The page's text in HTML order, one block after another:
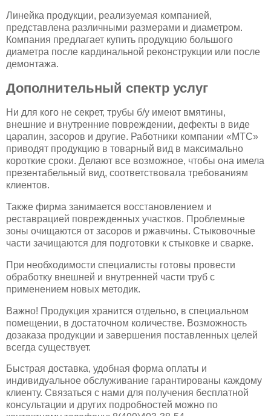
Линейка продукции, реализуемая компанией,
представлена различными размерами и диаметром.
Компания предлагает купить продукцию большого
диаметра после кардинальной реконструкции или после
демонтажа.
Дополнительный спектр услуг
Ни для кого не секрет, трубы б/у имеют вмятины,
внешние и внутренние повреждении, дефекты в виде
царапин, засоров и другие. Работники компании «МТС»
приводят продукцию в товарный вид в максимально
короткие сроки. Делают все возможное, чтобы она имела
презентабельный вид, соответствовала требованиям
клиентов.
Также фирма занимается восстановлением и
реставрацией поврежденных участков. Проблемные
зоны очищаются от засоров и ржавчины. Стыковочные
части зачищаются для подготовки к стыковке и сварке.
При необходимости специалисты готовы провести
обработку внешней и внутренней части труб с
применением новых методик.
Важно! Продукция хранится отдельно, в специальном
помещении, в достаточном количестве. Возможность
дозаказа продукции и завершения поставленных целей
всегда существует.
Быстрая доставка, удобная форма оплаты и
индивидуальное обслуживание гарантированы каждому
клиенту. Связаться с нами для получения бесплатной
консультации и других подробностей можно по